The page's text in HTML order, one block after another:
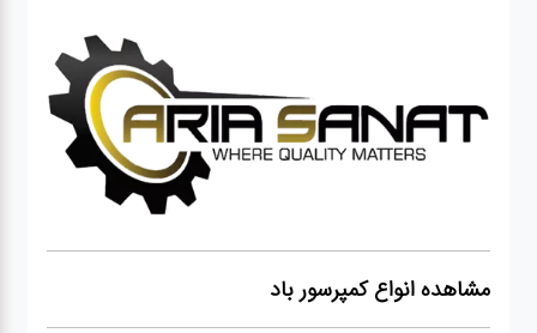
مشاهده انواع کمپرسور باد